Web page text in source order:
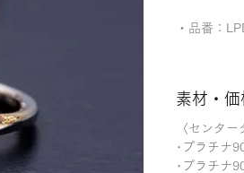
・品番：
素材・価
〈センタ
･プラチ
･プラチ